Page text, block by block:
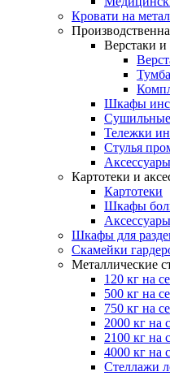
Кровати на
Верстаки
Шкафы
Тележки
Стулья
Аксессуары
Картотеки и
Картотеки
Шкафы
Шкафы для
Скамейки
Металлические
120 кг на
500 кг на
750 кг на
2000 кг на
2100 кг на
4000 кг на
Стеллажи